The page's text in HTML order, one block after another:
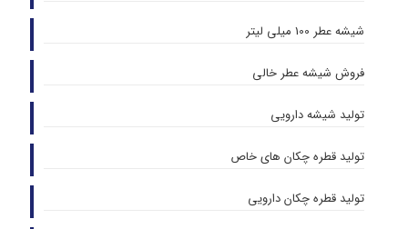
شیشه عطر 100 میلی لیتر
فروش شیشه عطر خالی
تولید شیشه دارویی
تولید قطره چکان های خاص
تولید قطره چکان دارویی